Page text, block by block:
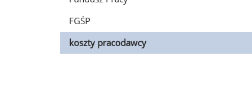
FGŚP
koszty pracodawcy